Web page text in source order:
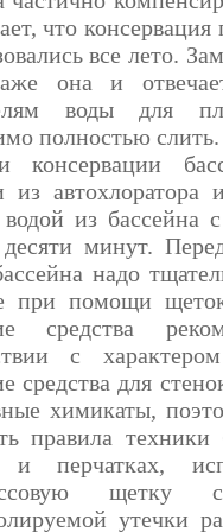
что
все лето.
она и
воды для
полностью слить.
консервации
из
водой из
десяти минут.
надо
при помощи
средства
с
средства для
химикаты,
правила техники
и перчатках,
щетку
утечки